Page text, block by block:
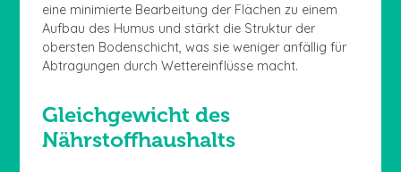
eine minimierte Bearbeitung der Flächen zu einem
Aufbau des Humus und stärkt die Struktur der
obersten Bodenschicht, was sie weniger anfällig für
Abtragungen durch Wettereinflüsse macht.
Gleichgewicht des
Nährstoffhaushalts